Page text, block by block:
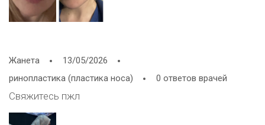
филлера? и что нужно делать?
Жанета
13/05/2026
ринопластика (пластика носа)
0 ответов врачей
Свяжитесь пжл